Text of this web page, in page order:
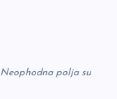
Neophodna polja su